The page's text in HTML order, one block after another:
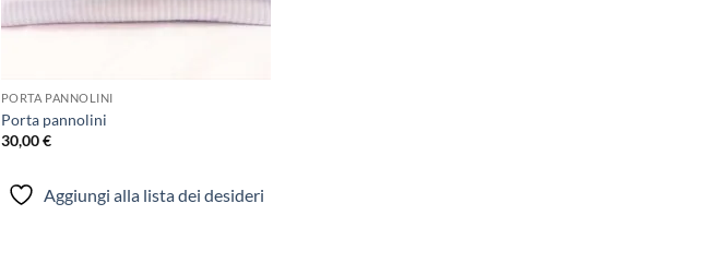
PORTA PANNOLINI
Porta pannolini
30,00€
Aggiungi alla lista dei desideri